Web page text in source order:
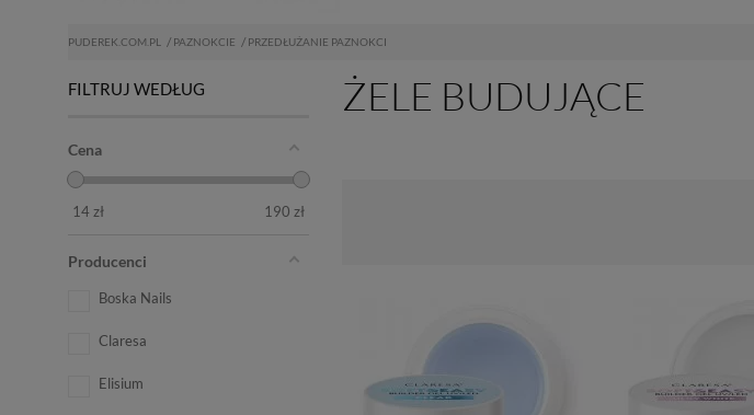
PUDEREK.COM.PL PAZNOKCIE PRZEDŁUŻANIE PAZNOKCI
FILTRUJ WEDŁUG
Cena
14 zł 190 zł
Producenci
Boska Nails
Claresa
Elisium
ŻELE BUDUJĄCE